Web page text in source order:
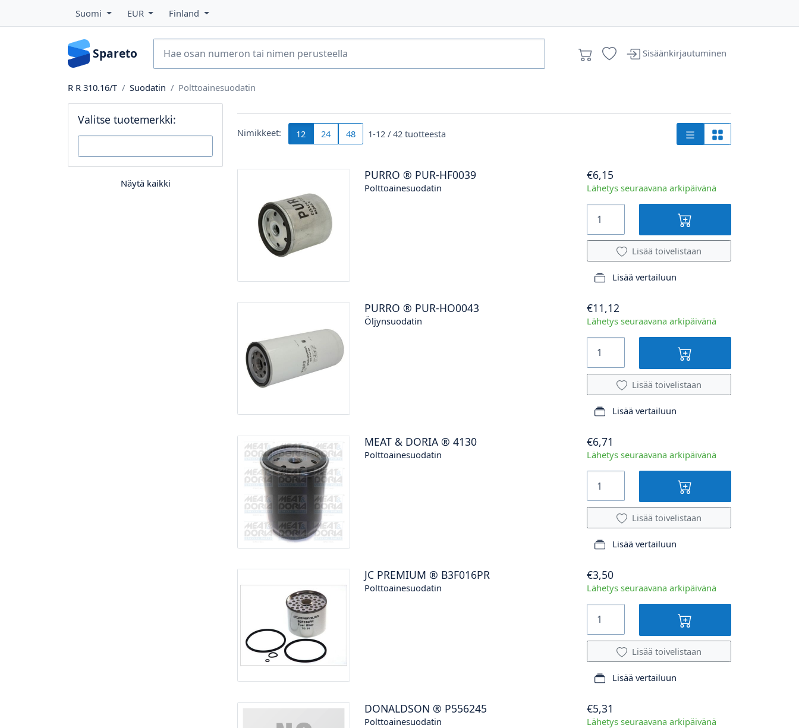
Suomi EUR Finland
Spareto Sisäänkirjautuminen
R R 310.16/T Suodatin Polttoainesuodatin
Valitse tuotemerkki:
Näytä kaikki
Nimikkeet: 12 24 48 1-12 /42 tuotteesta
PURRO ® PUR-HF0039
Polttoainesuodatin
€6,15
Lähetys seuraavana arkipäivänä
Lisää toivelistaan
Lisää vertailuun
PURRO ® PUR-HO0043
Öljynsuodatin
€11,12
Lähetys seuraavana arkipäivänä
Lisää toivelistaan
Lisää vertailuun
MEAT & DORIA® 4130
Polttoainesuodatin
€6,71
Lähetys seuraavana arkipäivänä
Lisää toivelistaan
Lisää vertailuun
JC PREMIUM ® B3F016PR
Polttoainesuodatin
€3,50
Lähetys seuraavana arkipäivänä
Lisää toivelistaan
Lisää vertailuun
DONALDSON ® P556245
Polttoainesuodatin
€5,31
Lähetys seuraavana arkipäivänä